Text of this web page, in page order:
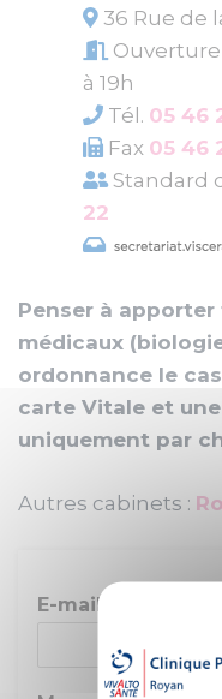
36 Rue de
à 19h
Tél. 05 46
Fax 05 46
Standard
22
Penser à
médicaux
ordonnance le
carte Vitale et
uniquement par
Autres cabinets :
E-mail